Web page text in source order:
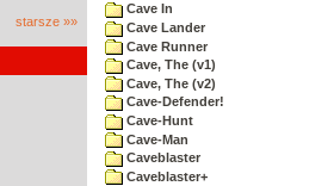
starsze »»
Cave In
Cave Lander
Cave Runner
Cave, The (v1)
Cave, The (v2)
Cave-Defender!
Cave-Hunt
Cave-Man
Caveblaster
Caveblaster+